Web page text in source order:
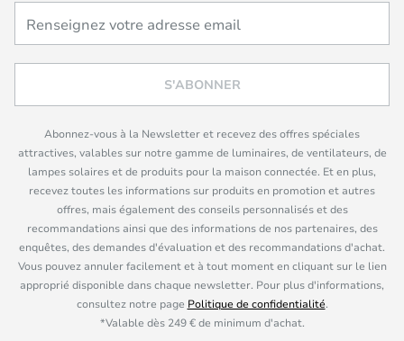
S'ABONNER
Abonnez-vous à la Newsletter et recevez des offres spéciales
attractives, valables sur notre gamme de luminaires, de ventilateurs, de
lampes solaires et de produits pour la maison connectée. Et en plus,
recevez toutes les informations sur produits en promotion et autres
offres, mais également des conseils personnalisés et des
recommandations ainsi que des informations de nos partenaires, des
enquêtes, des demandes d'évaluation et des recommandations d'achat.
Vous pouvez annuler facilement et à tout moment en cliquant sur le lien
approprié disponible dans chaque newsletter. Pour plus d'informations,
consultez notre page Politique de confidentialité.
*Valable dès 249 € de minimum d'achat.